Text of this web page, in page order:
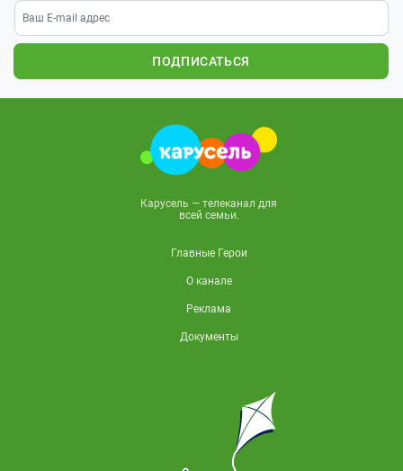
ПОДПИСАТЬСЯ
Карусель — телеканал для
всей семьи.
Главные Герои
О канале
Реклама
Документы